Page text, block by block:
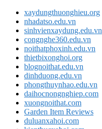
xaydungthuonghieu.org
nhadatso.edu.vn
sinhvienxaydung.edu.vn
congnghe360.edu.vn
noithatphoxinh.edu.vn
thietbixonghoi.org
blognoithat.edu.vn
dinhduong.edu.vn
phongthuynhao.edu.vn
daihocnongnghiep.com
xuongnoithat.com
Garden Item Reviews
duluanxahoi.com